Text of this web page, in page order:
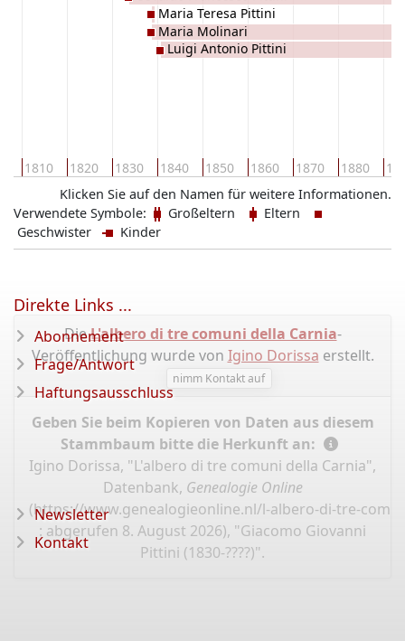
1810 1820 1830 1840 1850 1860 1870 1880
Maria Teresa Pittini
Maria Molinari
Luigi Antonio Pittini
Klicken Sie auf den Namen für weitere Informationen.
Verwendete Symbole:
Großeltern
Eltern
Geschwister
Kinder
DieL'albero di tre comuni della Carnia-
Veröffentlichung wurde von Igino Dorissa erstellt.
nimm Kontakt auf
Geben Sie beim Kopieren von Daten aus diesem
Stammbaum bitte die Herkunft an:
Igino Dorissa, "L'albero di tre comuni della Carnia",
Datenbank, Genealogie Online
(https://www.genealogieonline.nl/l-albero-di-tre-
: abgerufen 8. August 2026), "Giacomo Giovanni
Pittini (1830-????)".
Direkte Links ...
Abonnement
Frage/Antwort
Haftungsausschluss
Newsletter
Kontakt